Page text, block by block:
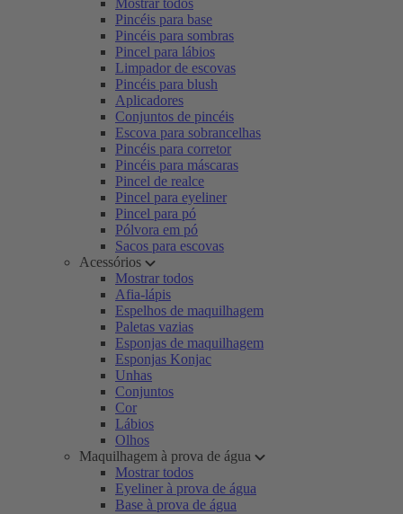
Mostrar todos
Pincéis para base
Pincéis para sombras
Pincel para lábios
Limpador de escovas
Pincéis para blush
Aplicadores
Conjuntos de pincéis
Escova para sobrancelhas
Pincéis para corretor
Pincéis para máscaras
Pincel de realce
Pincel para eyeliner
Pincel para pó
Pólvora em pó
Sacos para escovas
Acessórios
Mostrar todos
Afia-lápis
Espelhos de maquilhagem
Paletas vazias
Esponjas de maquilhagem
Esponjas Konjac
Unhas
Conjuntos
Cor
Lábios
Olhos
Maquilhagem à prova de água
Mostrar todos
Eyeliner à prova de água
Base à prova de água